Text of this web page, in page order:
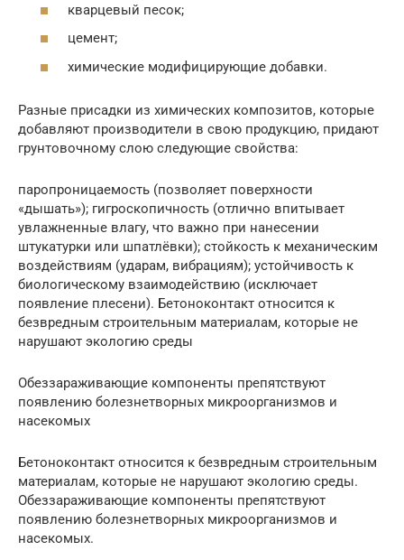
кварцевый песок;
цемент;
химические модифицирующие добавки.
Разные присадки из химических композитов, которые
добавляют производители в свою продукцию, придают
грунтовочному слою следующие свойства:
паропроницаемость (позволяет поверхности
«дышать»); гигроскопичность (отлично впитывает
увлажненные влагу, что важно при нанесении
штукатурки или шпатлёвки); стойкость к механическим
воздействиям (ударам, вибрациям); устойчивость к
биологическому взаимодействию (исключает
появление плесени). Бетоноконтакт относится к
безвредным строительным материалам, которые не
нарушают экологию среды
Обеззараживающие компоненты препятствуют
появлению болезнетворных микроорганизмов и
насекомых
Бетоноконтакт относится к безвредным строительным
материалам, которые не нарушают экологию среды.
Обеззараживающие компоненты препятствуют
появлению болезнетворных микроорганизмов и
насекомых.